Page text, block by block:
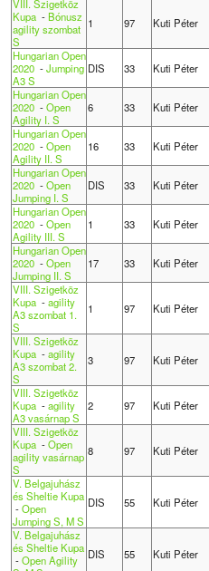
VIII. Szigetköz
Kupa-Bónusz
agility szombat
S
1 97 Kuti Péter
Hungarian Open
2020-Jumping
A3 S
DIS 33 Kuti Péter
Hungarian Open
2020-Open
Agility I. S
6 33 Kuti Péter
Hungarian Open
2020-Open
Agility II. S
16 33 Kuti Péter
Hungarian Open
2020-Open
Jumping I. S
DIS 33 Kuti Péter
Hungarian Open
2020-Open
Agility III. S
1 33 Kuti Péter
Hungarian Open
2020-Open
Jumping II. S
17 33 Kuti Péter
VIII. Szigetköz
Kupa-agility
A3 szombat 1.
S
1 97 Kuti Péter
VIII. Szigetköz
Kupa-agility
A3 szombat 2.
S
3 97 Kuti Péter
VIII. Szigetköz
Kupa-agility
A3 vasárnap S
2 97 Kuti Péter
VIII. Szigetköz
Kupa-Open
agility vasárnap
S
8 97 Kuti Péter
V. Belgajuhász
és Sheltie Kupa
-Open
Jumping S, M S
DIS 55 Kuti Péter
V. Belgajuhász
és Sheltie Kupa
-Open Agility
DIS 55 Kuti Péter